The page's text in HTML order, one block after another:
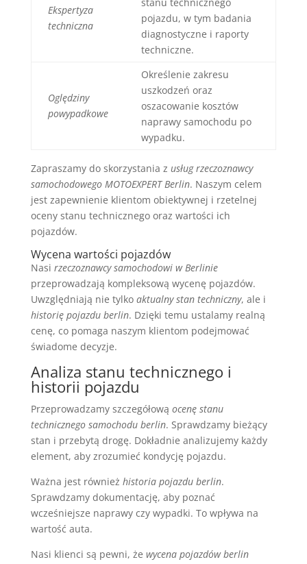
Ekspertyza
techniczna
stanu technicznego
pojazdu, w tym badania
diagnostyczne i raporty
techniczne.
Oględziny
powypadkowe
Określenie zakresu
uszkodzeń oraz
oszacowanie kosztów
naprawy samochodu po
wypadku.
Zapraszamy do skorzystania z usług rzeczoznawcy
samochodowego MOTOEXPERT Berlin. Naszym celem
jest zapewnienie klientom obiektywnej i rzetelnej
oceny stanu technicznego oraz wartości ich
pojazdów.
Wycena wartości pojazdów
Nasi rzeczoznawcy samochodowi w Berlinie
przeprowadzają kompleksową wycenę pojazdów.
Uwzględniają nie tylko aktualny stan techniczny, ale i
historię pojazdu berlin. Dzięki temu ustalamy realną
cenę, co pomaga naszym klientom podejmować
świadome decyzje.
Analiza stanu technicznego i
historii pojazdu
Przeprowadzamy szczegółową ocenę stanu
technicznego samochodu berlin. Sprawdzamy bieżący
stan i przebytą drogę. Dokładnie analizujemy każdy
element, aby zrozumieć kondycję pojazdu.
Ważna jest również historia pojazdu berlin.
Sprawdzamy dokumentację, aby poznać
wcześniejsze naprawy czy wypadki. To wpływa na
wartość auta.
Nasi klienci są pewni, że wycena pojazdów berlin